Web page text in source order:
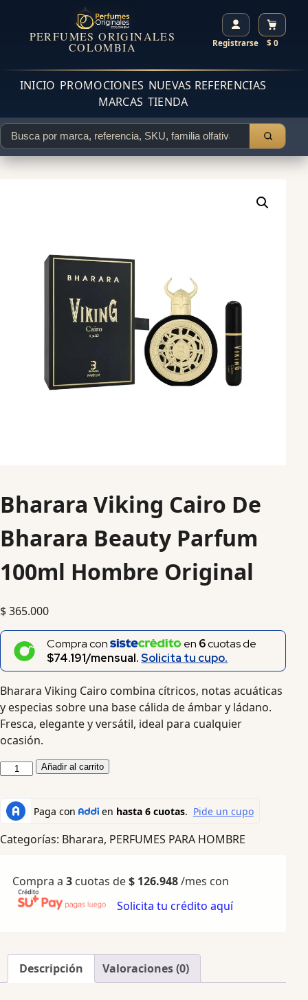
PERFUMES ORIGINALES
COLOMBIA Registrarse $ 0
INICIO PROMOCIONES NUEVAS REFERENCIAS
MARCAS TIENDA
Bharara Viking Cairo De
Bharara Beauty Parfum
100ml Hombre Original
$365.000
Compra con en 6cuotas de
$74.191/mensual.Solicita tu cupo.
Bharara Viking Cairo combina cítricos, notas acuáticas
y especias sobre una base cálida de ámbar y ládano.
Fresca, elegante y versátil, ideal para cualquier
ocasión.
Añadir al carrito
Categorías: Bharara, PERFUMES PARA HOMBRE
Compra a 3 cuotas de$ 126.948/mes con
Solicita tu crédito aquí
Descripción Valoraciones (0)